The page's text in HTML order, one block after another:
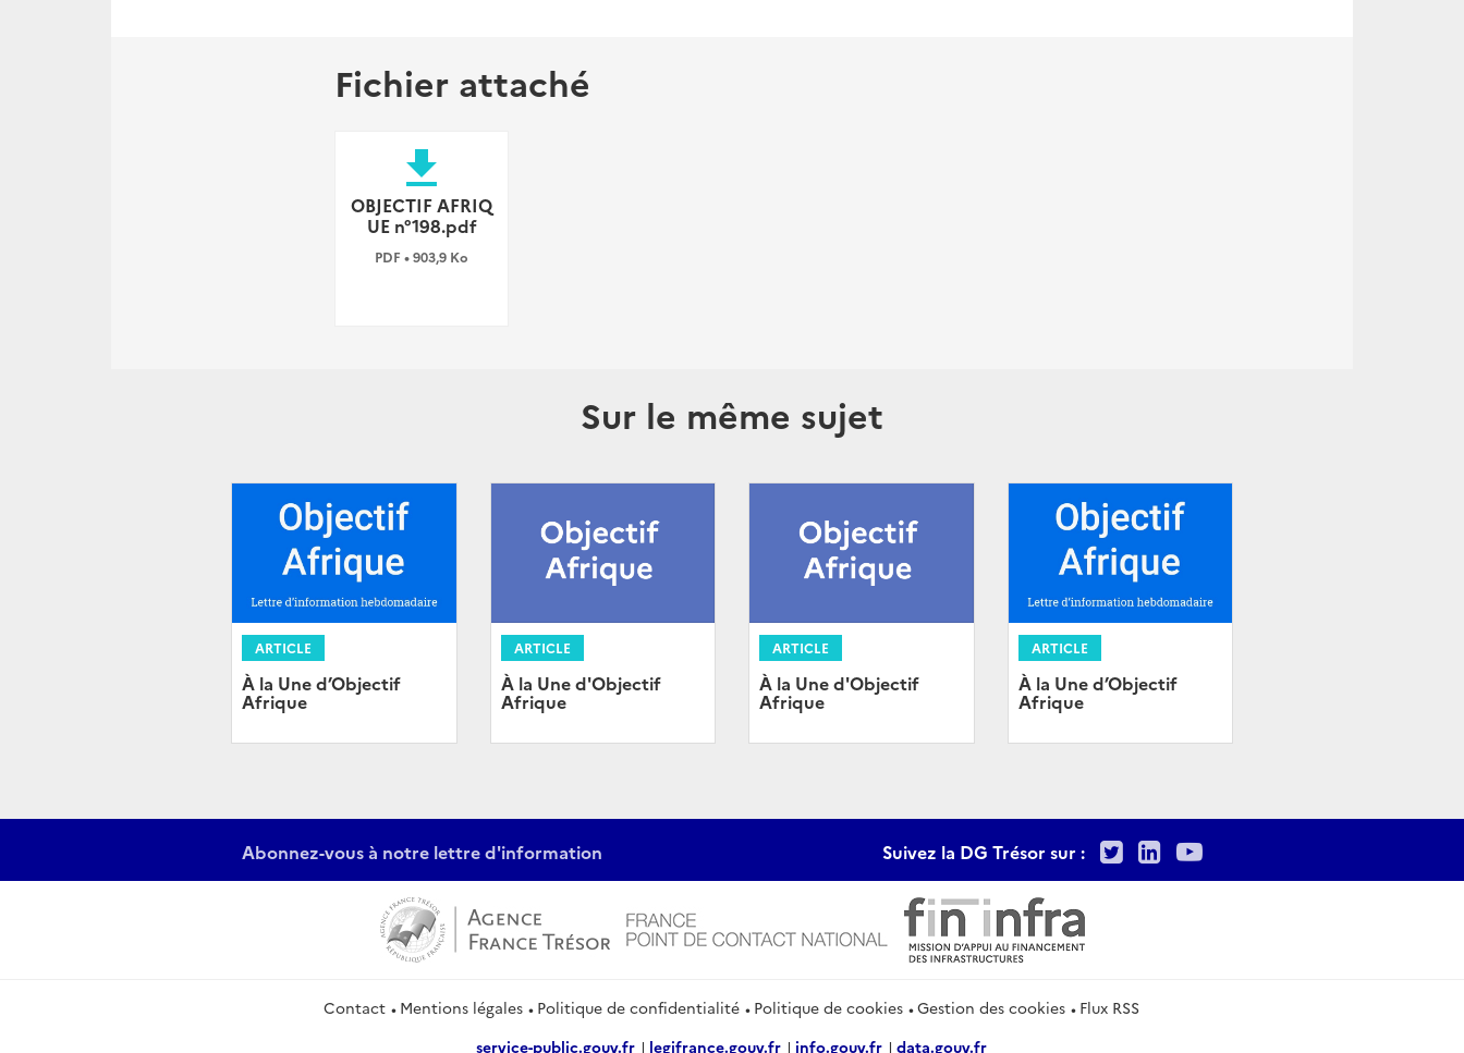
Fichier attaché
file_download
OBJECTIF AFRIQ
UE n°198.pdf
PDF • 903,9 Ko
Sur le même sujet
ARTICLE
À la Une d’Objectif
Afrique
ARTICLE
À la Une d'Objectif
Afrique
ARTICLE
À la Une d'Objectif
Afrique
ARTICLE
À la Une d’Objectif
Afrique
Abonnez-vous à notre lettre d'information Suivez la DG Trésor sur : TwitterLinkedIn
Youtube
Contact Mentions légales Politique de confidentialité Politique de cookies Gestion des cookies
Flux RSS
service-public.gouv.fr
legifrance.gouv.fr info.gouv.fr data.gouv.fr